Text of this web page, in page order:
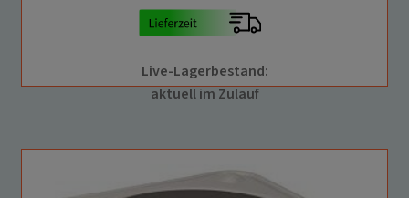
Live-Lagerbestand:
aktuell im Zulauf